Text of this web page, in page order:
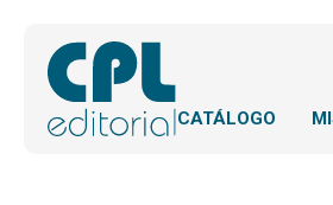
CATÁLOGO